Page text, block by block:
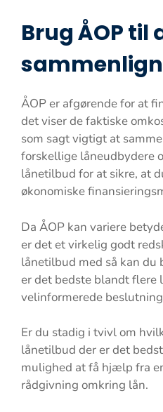
Brug ÅOP til
ÅOP er afgørende for at
det viser de faktiske
som sagt vigtigt at
forskellige låneudbydere
lånetilbud for at sikre, at
økonomiske
Da ÅOP kan variere
er det et virkelig godt
lånetilbud med så kan du
er det bedste blandt
velinformerede
Er du stadig i tvivl om
lånetilbud der er det
mulighed at få hjælp fra
rådgivning omkring lån.